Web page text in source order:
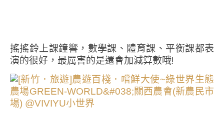
搖搖鈴上課鐘響，數學課、體育課、平衡課都表
演的很好，最厲害的是還會加減算數哦!